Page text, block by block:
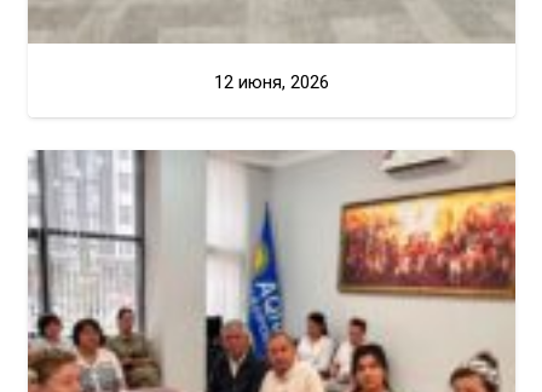
12 июня, 2026